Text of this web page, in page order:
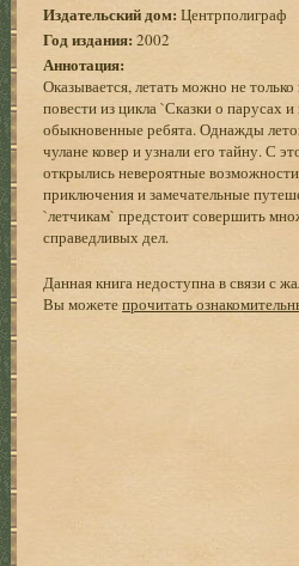
Издательский дом: Центрполиграф
Год издания: 2002
Аннотация:
Оказывается, летать можно не
повести из цикла `Сказки о парусах
обыкновенные ребята. Однажды
чулане ковер и узнали его тайну. С
открылись невероятные
приключения и замечательные
`летчикам` предстоит совершить
справедливых дел.
Данная книга недоступна в связи с
Вы можетепрочитать